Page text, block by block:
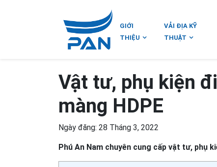
GIỚI
THIỆU
VẢI ĐỊA KỸ
THUẬT
Vật tư, phụ kiện
màng HDPE
Ngày đăng: 28 Tháng 3, 2022
Phú An Nam chuyên cung cấp vật tư, phụ